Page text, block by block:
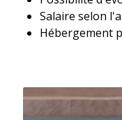
Salaire selon
Hébergement